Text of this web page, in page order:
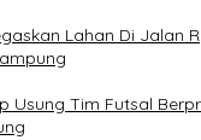
Lahan Di Jalan
Usung Tim Futsal